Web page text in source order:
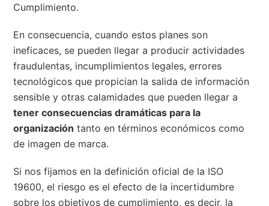
Cumplimiento.
En consecuencia, cuando estos planes son
ineficaces, se pueden llegar a producir actividades
fraudulentas, incumplimientos legales, errores
tecnológicos que propician la salida de información
sensible y otras calamidades que pueden llegar a
tener consecuencias dramáticas para la
organización tanto en términos económicos como
de imagen de marca.
Si nos fijamos en la definición oficial de la ISO
19600, el riesgo es el efecto de la incertidumbre
sobre los objetivos de cumplimiento, es decir, la